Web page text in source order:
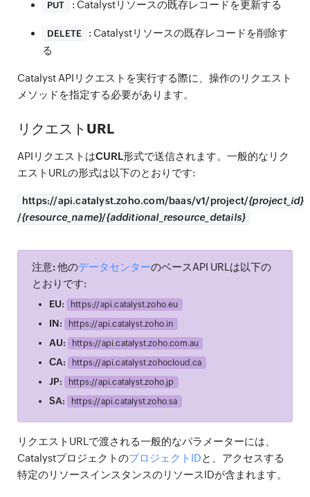
PUT : Catalystリソースの既存レコードを更新する
DELETE
: Catalystリソースの既存レコードを削除す
る
Catalyst APIリクエストを実行する際に、操作のリクエスト
メソッドを指定する必要があります。
リクエストURL
APIリクエストはCURL形式で送信されます。一般的なリク
エストURLの形式は以下のとおりです:
https://api.catalyst.zoho.com/baas/v1/project/{project_id}
/{resource_name}/{additional_resource_details}
注意:他のデータセンターのベースAPI URLは以下の
とおりです:
EU: https://api.catalyst.zoho.eu
IN: https://api.catalyst.zoho.in
AU: https://api.catalyst.zoho.com.au
CA: https://api.catalyst.zohocloud.ca
JP: https://api.catalyst.zoho.jp
SA: https://api.catalyst.zoho.sa
リクエストURLで渡される一般的なパラメーターには、
CatalystプロジェクトのプロジェクトIDと、アクセスする
特定のリソースインスタンスのリソースIDが含まれます。